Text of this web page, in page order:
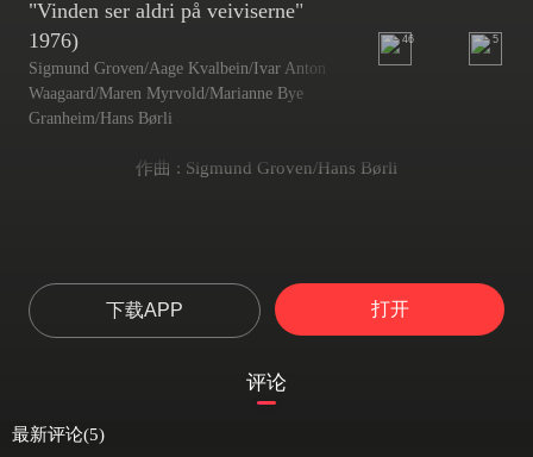
"Vinden ser aldri på veiviserne"
1976)
Sigmund Groven/Aage Kvalbein/Ivar Anton
Waagaard/Maren Myrvold/Marianne Bye
Granheim/Hans Børli
46 5
作曲 : Sigmund Groven/Hans Børli
下载APP 打开
评论
最新评论(5)